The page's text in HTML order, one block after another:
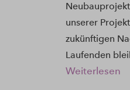
unserer
zukünftigen
Laufenden
Weiterlesen